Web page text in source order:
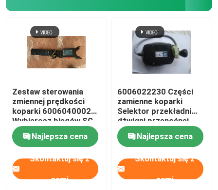
Zestaw sterowania
zmiennej prędkości
koparki 6006040002
Wybieracz biegów SG-
4A
Najlepsza cena
Skontaktuj się z
nami
6006022230 Części
zamienne koparki
Selektor przekładni
dźwigni przenośnej
Najlepsza cena
Skontaktuj się z
nami